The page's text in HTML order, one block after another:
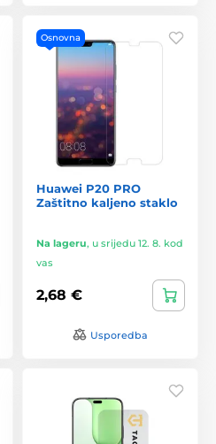
Osnovna
Huawei P20 PRO
Zaštitno kaljeno staklo
Na lageru, u srijedu 12. 8. kod
vas
2,68 €
Usporedba